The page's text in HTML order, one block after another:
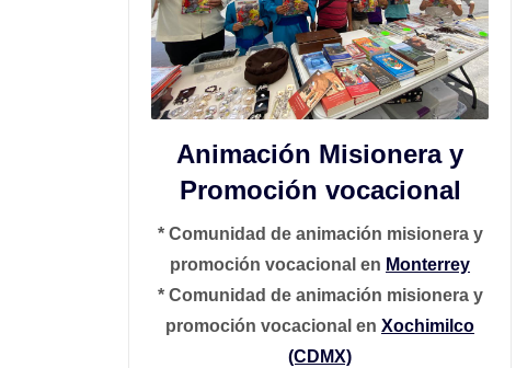
Animación Misionera y
Promoción vocacional
* Comunidad de animación misionera y
promoción vocacional en Monterrey
* Comunidad de animación misionera y
promoción vocacional en Xochimilco
(CDMX)